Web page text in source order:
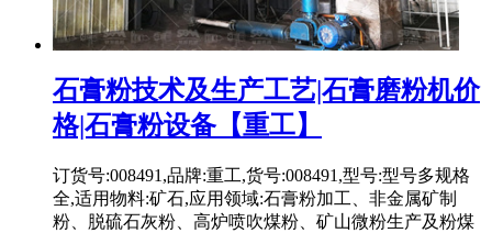
石膏粉技术及生产工艺|石膏磨粉机价
格|石膏粉设备【重工】
订货号:008491,品牌:重工,货号:008491,型号:型号多规格
全,适用物料:矿石,应用领域:石膏粉加工、非金属矿制
粉、脱硫石灰粉、高炉喷吹煤粉、矿山微粉生产及粉煤